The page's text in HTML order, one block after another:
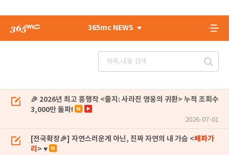
365mc NEWS
🎉 2026년 최고 흥행작 <줄지: 사라진 영웅의 귀환> 누적 조회수
3,000만 돌파!
2026-07-01
[전국확장🎉] 자연스러운게 아닌, 진짜 자연의 내 가슴 <배파가
리 > ♥